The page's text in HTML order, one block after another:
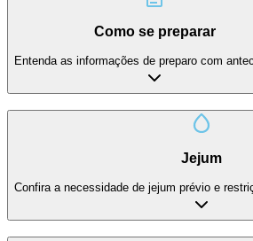
Como se preparar
Entenda as informações de preparo com
Jejum
Confira a necessidade de jejum prévio e